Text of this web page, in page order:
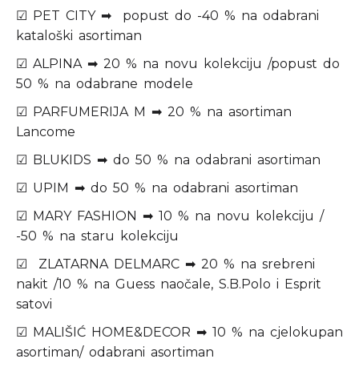
☑ PET CITY ➡ popust do -40 % na odabrani
kataloški asortiman
☑ ALPINA ➡ 20 % na novu kolekciju /popust do
50 % na odabrane modele
☑ PARFUMERIJA M ➡ 20 % na asortiman
Lancome
☑ BLUKIDS ➡ do 50 % na odabrani asortiman
☑ UPIM ➡ do 50 % na odabrani asortiman
☑ MARY FASHION ➡ 10 % na novu kolekciju /
-50 % na staru kolekciju
☑ ZLATARNA DELMARC ➡ 20 % na srebreni
nakit /10 % na Guess naočale, S.B.Polo i Esprit
satovi
☑ MALIŠIĆ HOME&DECOR ➡ 10 % na cjelokupan
asortiman/ odabrani asortiman